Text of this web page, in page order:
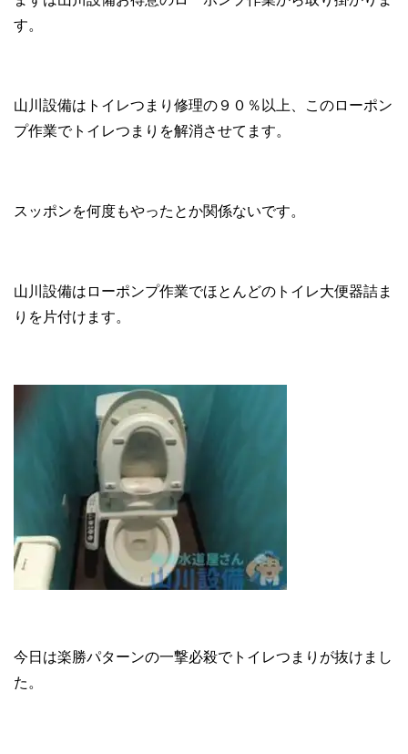
す。
山川設備はトイレつまり修理の９０％以上、このローポン
プ作業でトイレつまりを解消させてます。
スッポンを何度もやったとか関係ないです。
山川設備はローポンプ作業でほとんどのトイレ大便器詰ま
りを片付けます。
今日は楽勝パターンの一撃必殺でトイレつまりが抜けまし
た。